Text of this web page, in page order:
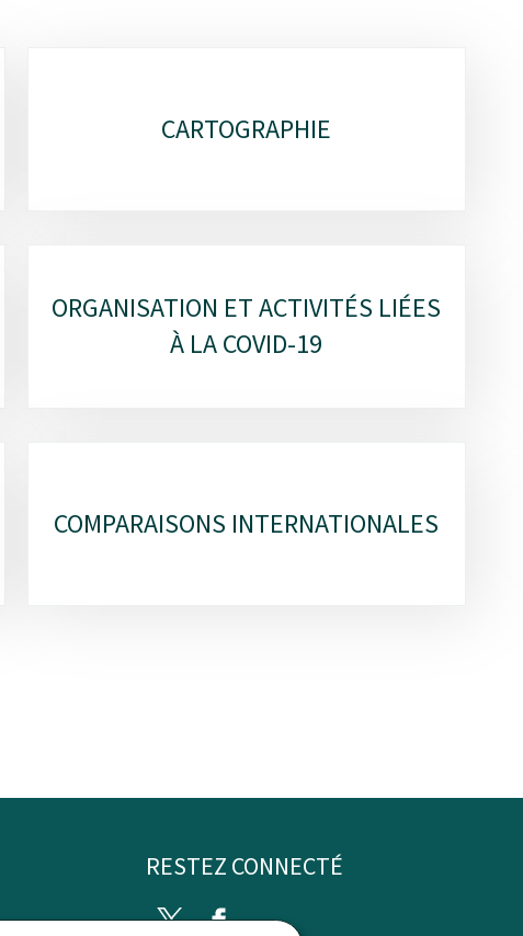
CARTOGRAPHIE
ORGANISATION ET ACTIVITÉS LIÉES
À LA COVID-19
COMPARAISONS INTERNATIONALES
RESTEZ CONNECTÉ
TwitterFacebook